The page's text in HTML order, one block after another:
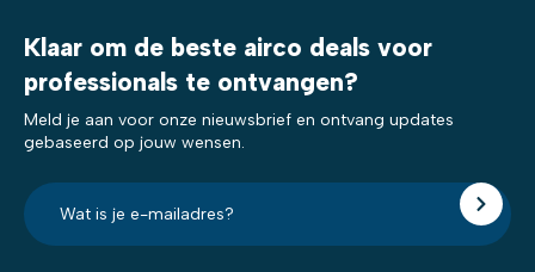
Klaar om de beste airco deals voor
professionals te ontvangen?
Meld je aan voor onze nieuwsbrief en ontvang updates
gebaseerd op jouw wensen.
E-
mailadres?
*